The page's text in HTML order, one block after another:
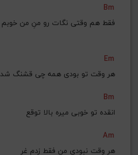
Bm
فقط هم وقتی نگات رو منِ من خوبم
Em
هر وقت تو بودی همه چی قشنگ شد
Bm
انقده تو خوبی میره بالا توقع
Am
هر وقت نبودی من فقط زدم غر